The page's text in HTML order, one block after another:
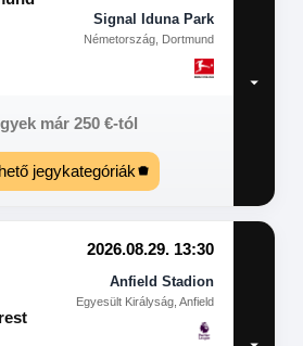
Signal Iduna Park
Németország, Dortmund
már 250 €-tól
jegykategóriák
2026.08.29. 13:30
Anfield Stadion
Egyesült Királyság, Anfield